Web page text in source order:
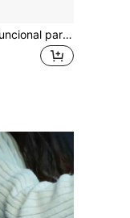
Caixa de lenços multifuncional para carro, tubo de papel toalha redondo com ferramenta para quebrar janelas de carro, acessórios universais para carro